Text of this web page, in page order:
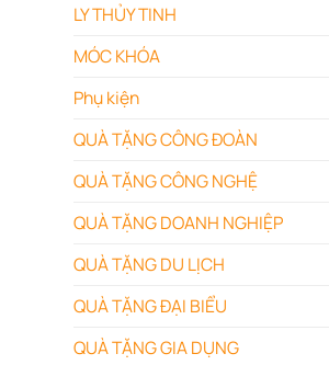
LY THỦY TINH
MÓC KHÓA
Phụ kiện
QUÀ TẶNG CÔNG ĐOÀN
QUÀ TẶNG CÔNG NGHỆ
QUÀ TẶNG DOANH NGHIỆP
QUÀ TẶNG DU LỊCH
QUÀ TẶNG ĐẠI BIỂU
QUÀ TẶNG GIA DỤNG